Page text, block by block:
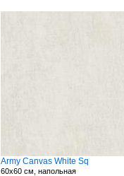
Army Canvas White Sq
60x60 см, напольная